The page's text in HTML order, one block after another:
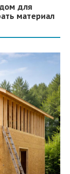
для
материал